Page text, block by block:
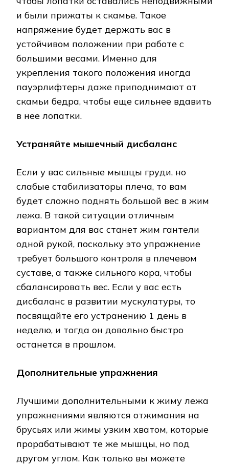
и были прижаты к скамье. Такое
напряжение будет держать вас в
устойчивом положении при работе с
большими весами. Именно для
укрепления такого положения иногда
пауэрлифтеры даже приподнимают от
скамьи бедра, чтобы еще сильнее вдавить
в нее лопатки.
Устраняйте мышечный дисбаланс
Если у вас сильные мышцы груди, но
слабые стабилизаторы плеча, то вам
будет сложно поднять большой вес в жим
лежа. В такой ситуации отличным
вариантом для вас станет жим гантели
одной рукой, поскольку это упражнение
требует большого контроля в плечевом
суставе, а также сильного кора, чтобы
сбалансировать вес. Если у вас есть
дисбаланс в развитии мускулатуры, то
посвящайте его устранению 1 день в
неделю, и тогда он довольно быстро
останется в прошлом.
Дополнительные упражнения
Лучшими дополнительными к жиму лежа
упражнениями являются отжимания на
брусьях или жимы узким хватом, которые
прорабатывают те же мышцы, но под
другом углом. Как только вы можете